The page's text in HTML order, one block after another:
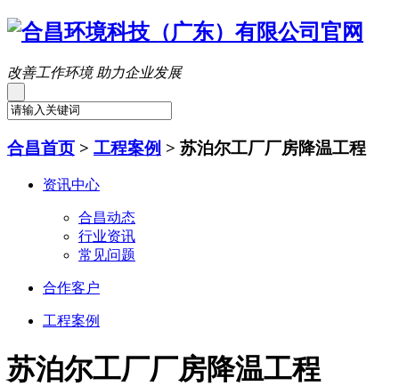
改善工作环境 助力企业发展
合昌首页 > 工程案例 > 苏泊尔工厂厂房降温工程
资讯中心
合昌动态
行业资讯
常见问题
合作客户
工程案例
苏泊尔工厂厂房降温工程